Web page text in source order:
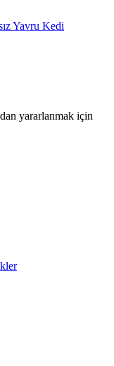
Yavru Kedi
yararlanmak için